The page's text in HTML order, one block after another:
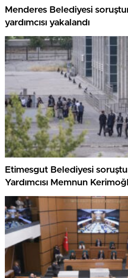
Menderes Belediyesi
yardımcısı yakalandı
Etimesgut Belediyesi
Yardımcısı Memnun
testi olumlu çıktı